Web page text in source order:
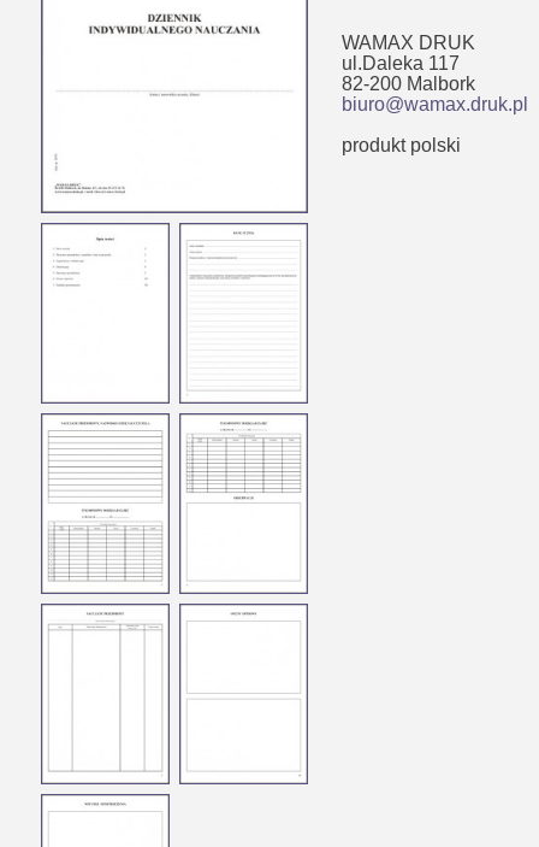
WAMAX DRUK
ul.Daleka 117
82-200 Malbork
biuro@wamax.druk.pl
produkt polski